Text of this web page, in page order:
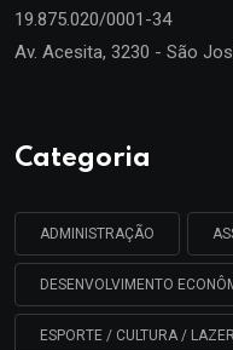
19.875.020/0001-34
Av. Acesita, 3230 - São
Categoria
ADMINISTRAÇÃO
DESENVOLVIMENTO
ESPORTE / CULTURA / LAZER